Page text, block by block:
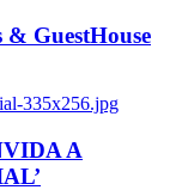
& GuestHouse
335x256.jpg
A